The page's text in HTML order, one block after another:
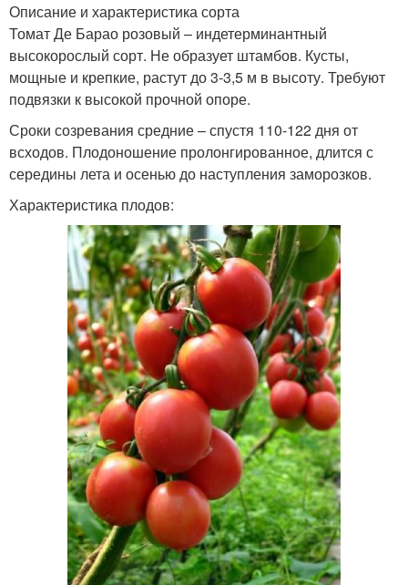
Описание и характеристика сорта
Томат Де Барао розовый – индетерминантный
высокорослый сорт. Не образует штамбов. Кусты,
мощные и крепкие, растут до 3-3,5 м в высоту. Требуют
подвязки к высокой прочной опоре.
Сроки созревания средние – спустя 110-122 дня от
всходов. Плодоношение пролонгированное, длится с
середины лета и осенью до наступления заморозков.
Характеристика плодов: